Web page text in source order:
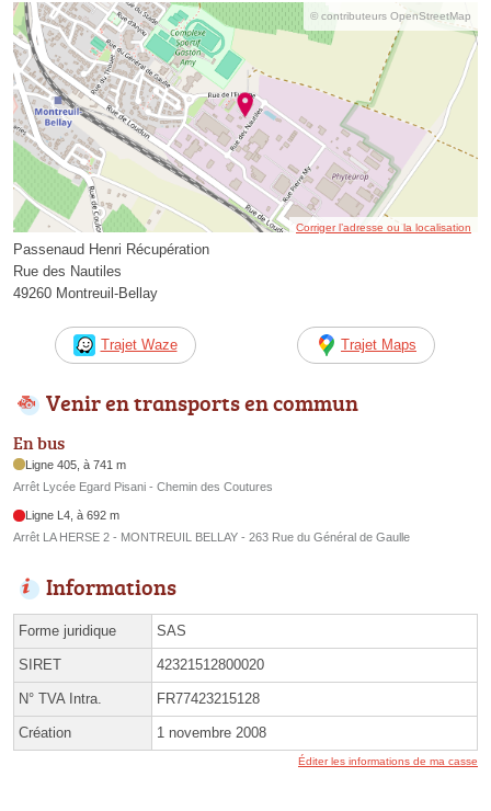
© contributeurs OpenStreetMap
Corriger l’adresse ou la localisation
Passenaud Henri Récupération
Rue des Nautiles
49260 Montreuil-Bellay
Trajet Waze Trajet Maps
Venir en transports en commun
En bus
Ligne 405, à 741 m
Arrêt Lycée Egard Pisani - Chemin des Coutures
Ligne L4, à 692 m
Arrêt LA HERSE 2 - MONTREUIL BELLAY - 263 Rue du Général de Gaulle
Informations
Forme juridique SAS
SIRET 42321512800020
N° TVA Intra. FR77423215128
Création 1 novembre 2008
Éditer les informations de ma casse